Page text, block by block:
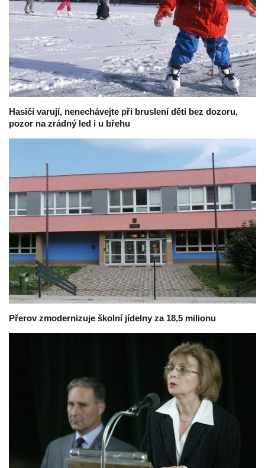
Hasiči varují, nenechávejte při bruslení děti bez dozoru,
pozor na zrádný led i u břehu
Přerov zmodernizuje školní jídelny za 18,5 milionu